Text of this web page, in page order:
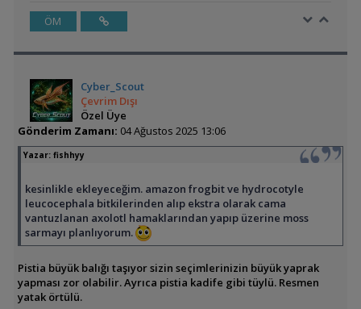
ÖM
Cyber_Scout
Çevrim Dışı
Özel Üye
Gönderim Zamanı: 04 Ağustos 2025 13:06
Yazar: fishhyy
kesinlikle ekleyeceğim. amazon frogbit ve hydrocotyle
leucocephala bitkilerinden alıp ekstra olarak cama
vantuzlanan axolotl hamaklarından yapıp üzerine moss
sarmayı planlıyorum.
Pistia büyük balığı taşıyor sizin seçimlerinizin büyük yaprak
yapması zor olabilir. Ayrıca pistia kadife gibi tüylü. Resmen
yatak örtülü.